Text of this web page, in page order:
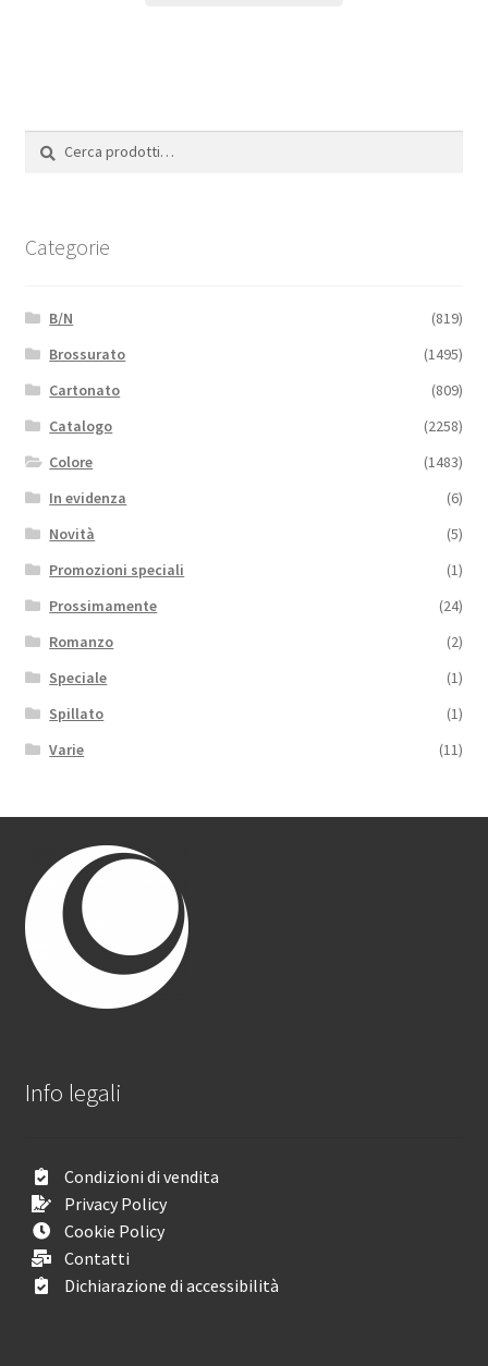
Categorie
B/N
(819)
Brossurato
(1495)
Cartonato
(809)
Catalogo
(2258)
Colore
(1483)
In evidenza
(6)
Novità
(5)
Promozioni speciali
(1)
Prossimamente
(24)
Romanzo
(2)
Speciale
(1)
Spillato
(1)
Varie
(11)
Info legali
Condizioni di vendita
Privacy Policy
Cookie Policy
Contatti
Dichiarazione di accessibilità